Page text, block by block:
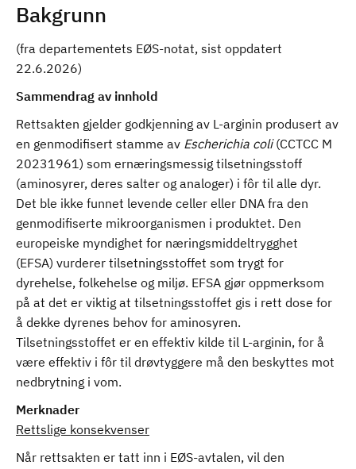
Bakgrunn
(fra departementets EØS-notat, sist oppdatert
22.6.2026)
Sammendrag av innhold
Rettsakten gjelder godkjenning av L-arginin produsert av
en genmodifisert stamme av Escherichia coli(CCTCC M
20231961) som ernæringsmessig tilsetningsstoff
(aminosyrer, deres salter og analoger) i fôr til alle dyr.
Det ble ikke funnet levende celler eller DNA fra den
genmodifiserte mikroorganismen i produktet. Den
europeiske myndighet for næringsmiddeltrygghet
(EFSA) vurderer tilsetningsstoffet som trygt for
dyrehelse, folkehelse og miljø. EFSA gjør oppmerksom
på at det er viktig at tilsetningsstoffet gis i rett dose for
å dekke dyrenes behov for aminosyren.
Tilsetningsstoffet er en effektiv kilde til L-arginin, for å
være effektiv i fôr til drøvtyggere må den beskyttes mot
nedbrytning i vom.
Merknader
Rettslige konsekvenser
Når rettsakten er tatt inn i EØS-avtalen, vil den